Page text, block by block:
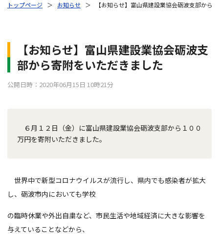
トップページ ＞ お知らせ ＞ 【お知らせ】富山県建設業協会砺波支部から
【お知らせ】富山県建設業協会砺波支
部から寄附をいただきました
公開日時：2020年06月15日 10時21分
６月１２日（金）に富山県建設業協会砺波支部から１００
万円を寄附いただきました。
世界中で新型コロナウイルスが流行し、県内でも感染者が拡大
し、砺波市内においても学校
の臨時休業や外出自粛など、市民生活や地域経済に大きな影響を
与えていることなどから、